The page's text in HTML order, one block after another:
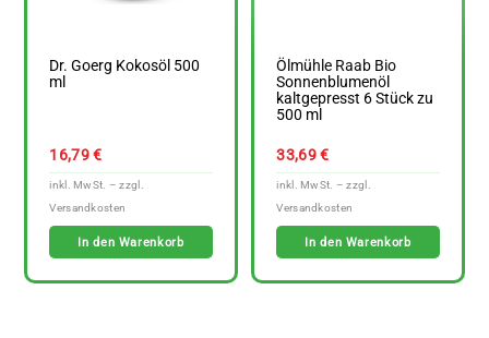
Dr. Goerg Kokosöl 500
ml
16,79€
In den Warenkorb
Ölmühle Raab Bio
Sonnenblumenöl
kaltgepresst 6 Stück zu
500 ml
33,69€
In den Warenkorb